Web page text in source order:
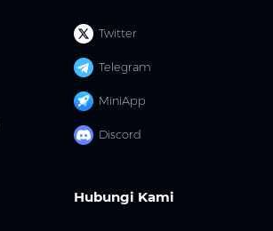
Twitter
Telegram
MiniApp
Discord
Hubungi Kami